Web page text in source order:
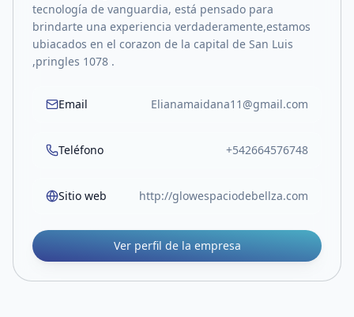
tecnología de vanguardia, está pensado para
brindarte una experiencia verdaderamente,estamos
ubiacados en el corazon de la capital de San Luis
,pringles 1078 .
Email Elianamaidana11@gmail.com
Teléfono +542664576748
Sitio web http://glowespaciodebellza.com
Ver perfil de la empresa